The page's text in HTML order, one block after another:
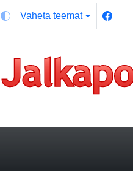
Vaheta teemat